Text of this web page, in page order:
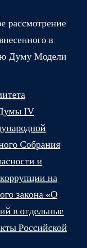
рассмотрение
в
Думу Модели
IV
Собрания
и
на
закона «О
в отдельные
Российской